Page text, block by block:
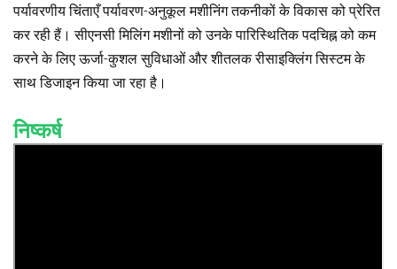
पर्यावरणीय चिंताएँ पर्यावरण-अनुकूल मशीनिंग तकनीकों के विकास को प्रेरित
कर रही हैं। सीएनसी मिलिंग मशीनों को उनके पारिस्थितिक पदचिह्न को कम
करने के लिए ऊर्जा-कुशल सुविधाओं और शीतलक रीसाइक्लिंग सिस्टम के
साथ डिजाइन किया जा रहा है।
निष्कर्ष